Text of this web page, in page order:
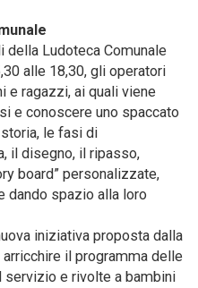
della Ludoteca Comunale
alle 18,30, gli operatori
e ragazzi, ai quali viene
e conoscere uno spaccato
le fasi di
il disegno, il ripasso,
board” personalizzate,
dando spazio alla loro
iniziativa proposta dalla
arricchire il programma delle
servizio e rivolte a bambini